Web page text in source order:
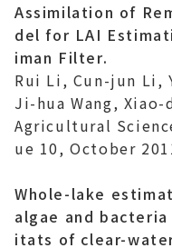
Assimilation of
del for LAI
iman Filter.
Rui Li, Cun-jun Li,
Ji-hua Wang, Xiao-
Agricultural
ue 10, October
Whole-lake
algae and
itats of clear-